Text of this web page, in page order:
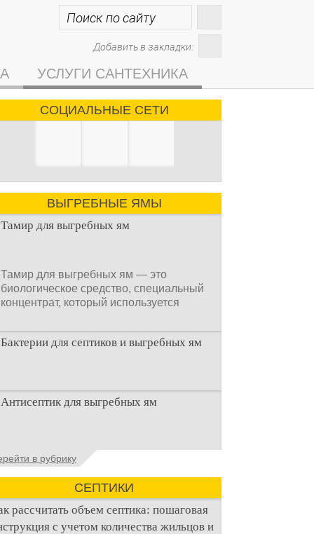
Добавить в закладки:
УСЛУГИ САНТЕХНИКА
СОЦИАЛЬНЫЕ СЕТИ
ВЫГРЕБНЫЕ ЯМЫ
Тамир для выгребных ям
Тамир для выгребных ям — это
биологическое средство, специальный
концентрат, который используется
Бактерии для септиков и выгребных ям
Очистка канализационного стока или
выгребной ямой всегда являлась не
Антисептик для выгребных ям
Общие сведения об антисептиках
Антисептик для выгребных ям – это
специальные препараты, которые
в рубрику
СЕПТИКИ
рассчитать объем септика: пошаговая
с учетом количества жильцов и